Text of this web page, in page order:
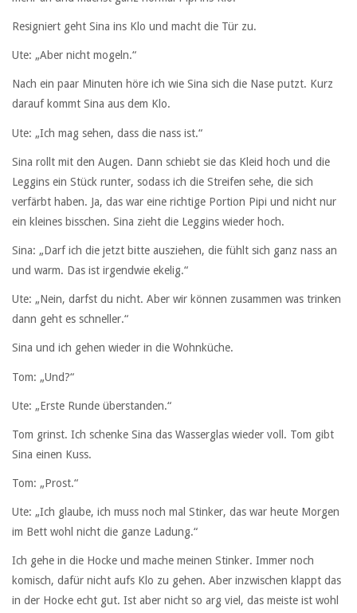
Resigniert geht Sina ins Klo und macht die Tür zu.
Ute: „Aber nicht mogeln.“
Nach ein paar Minuten höre ich wie Sina sich die Nase putzt. Kurz
darauf kommt Sina aus dem Klo.
Ute: „Ich mag sehen, dass die nass ist.“
Sina rollt mit den Augen. Dann schiebt sie das Kleid hoch und die
Leggins ein Stück runter, sodass ich die Streifen sehe, die sich
verfärbt haben. Ja, das war eine richtige Portion Pipi und nicht nur
ein kleines bisschen. Sina zieht die Leggins wieder hoch.
Sina: „Darf ich die jetzt bitte ausziehen, die fühlt sich ganz nass an
und warm. Das ist irgendwie ekelig.“
Ute: „Nein, darfst du nicht. Aber wir können zusammen was trinken
dann geht es schneller.“
Sina und ich gehen wieder in die Wohnküche.
Tom: „Und?“
Ute: „Erste Runde überstanden.“
Tom grinst. Ich schenke Sina das Wasserglas wieder voll. Tom gibt
Sina einen Kuss.
Tom: „Prost.“
Ute: „Ich glaube, ich muss noch mal Stinker, das war heute Morgen
im Bett wohl nicht die ganze Ladung.“
Ich gehe in die Hocke und mache meinen Stinker. Immer noch
komisch, dafür nicht aufs Klo zu gehen. Aber inzwischen klappt das
in der Hocke echt gut. Ist aber nicht so arg viel, das meiste ist wohl